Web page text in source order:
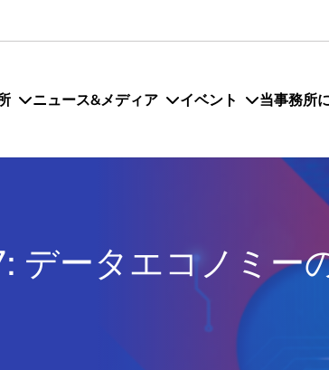
ニュース&メディア イベント 当事務所
データエコノミー